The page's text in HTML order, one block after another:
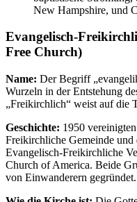
New Hampshire, und
Evangelisch-
Free Church)
Name: Der Begriff
Wurzeln in der Entstehung
„Freikirchlich“ weist auf die
Geschichte: 1950
Freikirchliche Gemeinde
Evangelisch-Freikirchliche
Church of America. Beide
von Einwanderern gegründet.